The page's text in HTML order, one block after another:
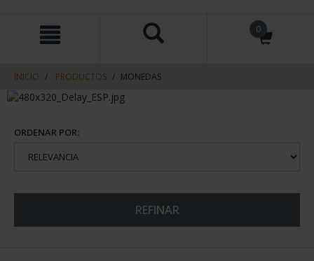
contenido
navegacin
0
INICIO PRODUCTOS MONEDAS
ORDENAR POR:
REFINAR